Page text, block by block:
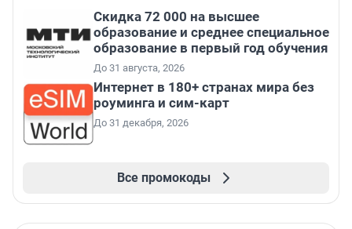
Скидка 72 000 на высшее
образование и среднее специальное
образование в первый год обучения
До 31 августа, 2026
Интернет в 180+ странах мира без
роуминга и сим-карт
До 31 декабря, 2026
Все промокоды